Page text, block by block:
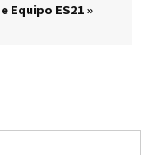
Equipo ES21 »